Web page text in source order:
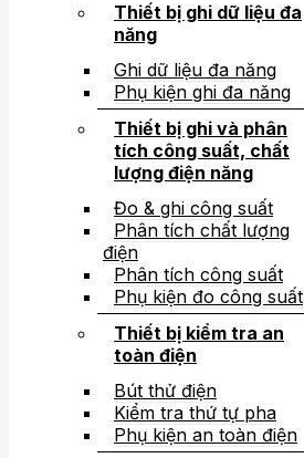
Thiết bị ghi dữ liệu đa
năng
Ghi dữ liệu đa năng
Phụ kiện ghi đa năng
Thiết bị ghi và phân
tích công suất, chất
lượng điện năng
Đo & ghi công suất
Phân tích chất lượng
điện
Phân tích công suất
Phụ kiện đo công suất
Thiết bị kiểm tra an
toàn điện
Bút thử điện
Kiểm tra thứ tự pha
Phụ kiện an toàn điện